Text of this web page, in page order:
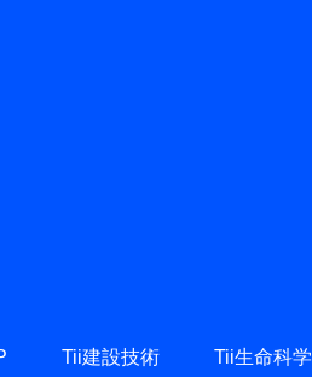
Tii建設技術 Tii生命科学